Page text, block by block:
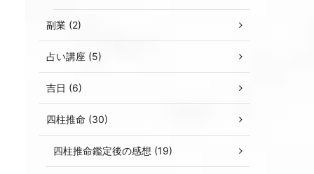
副業 (2)
占い講座 (5)
吉日 (6)
四柱推命 (30)
四柱推命鑑定後の感想 (19)